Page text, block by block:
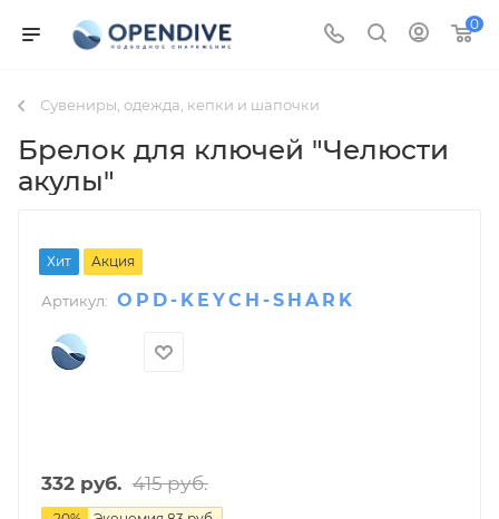
0
Сувениры, одежда, кепки и шапочки
Брелок для ключей "Челюсти
акулы"
Хит Акция
Артикул: OPD-KEYCH-SHARK
332 руб. 415руб.